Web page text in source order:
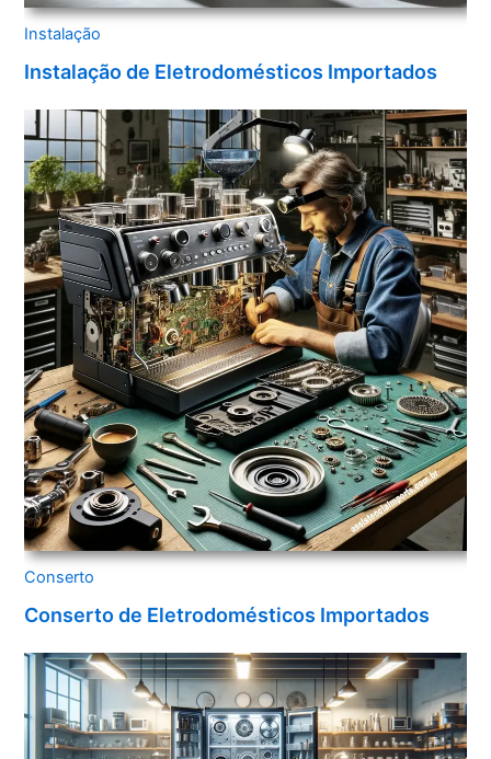
Instalação
Instalação de Eletrodomésticos Importados
Conserto
Conserto de Eletrodomésticos Importados